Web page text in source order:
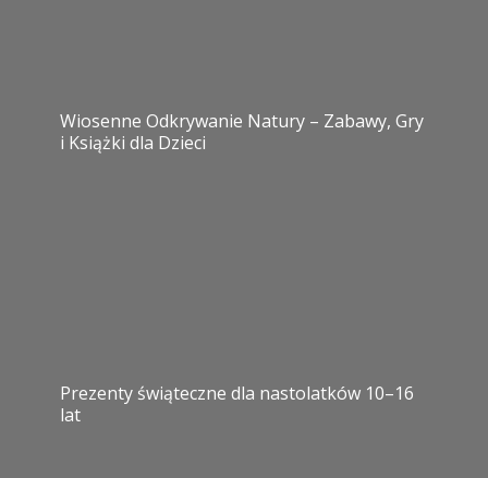
Wiosenne Odkrywanie Natury – Zabawy, Gry
i Książki dla Dzieci
Prezenty świąteczne dla nastolatków 10–16
lat